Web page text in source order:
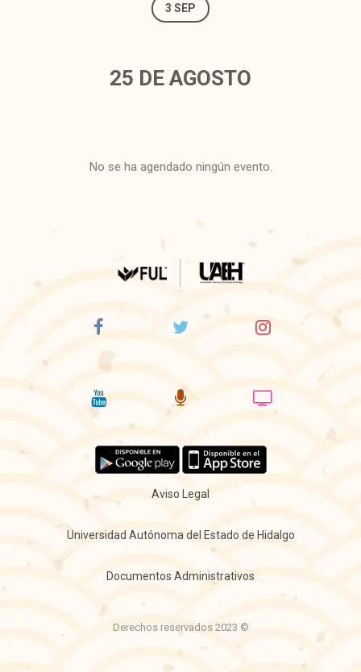
3 SEP
25 DE AGOSTO
No se ha agendado ningún evento.
Aviso Legal
Universidad Autónoma del Estado de Hidalgo
Documentos Administrativos
Derechos reservados 2023 ©